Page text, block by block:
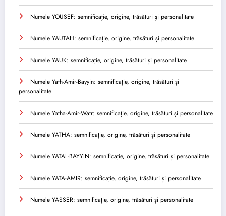
Numele YOUSEF: semnificație, origine, trăsături și personalitate
Numele YAUTAH: semnificație, origine, trăsături și personalitate
Numele YAUK: semnificație, origine, trăsături și personalitate
Numele Yath-Amir-Bayyin: semnificație, origine, trăsături și
personalitate
Numele Yatha-Amir-Watr: semnificație, origine, trăsături și personalitate
Numele YATHA: semnificație, origine, trăsături și personalitate
Numele YATAL-BAYYIN: semnificație, origine, trăsături și personalitate
Numele YATA-AMIR: semnificație, origine, trăsături și personalitate
Numele YASSER: semnificație, origine, trăsături și personalitate